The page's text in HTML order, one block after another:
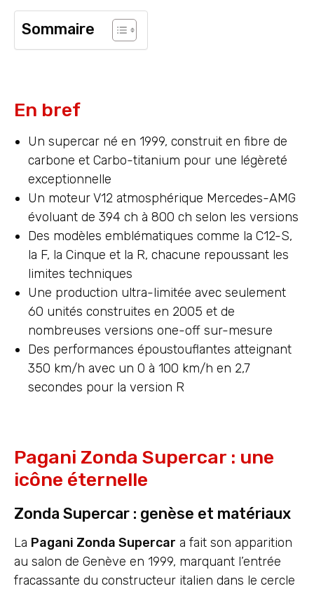
Sommaire
En bref
Un supercar né en 1999, construit en fibre de
carbone et Carbo-titanium pour une légèreté
exceptionnelle
Un moteur V12 atmosphérique Mercedes-AMG
évoluant de 394 ch à 800 ch selon les versions
Des modèles emblématiques comme la C12-S,
la F, la Cinque et la R, chacune repoussant les
limites techniques
Une production ultra-limitée avec seulement
60 unités construites en 2005 et de
nombreuses versions one-off sur-mesure
Des performances époustouflantes atteignant
350 km/h avec un 0 à 100 km/h en 2,7
secondes pour la version R
Pagani Zonda Supercar : une
icône éternelle
Zonda Supercar : genèse et matériaux
La Pagani Zonda Supercar a fait son apparition
au salon de Genève en 1999, marquant l’entrée
fracassante du constructeur italien dans le cercle